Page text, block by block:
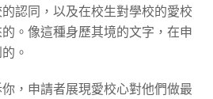
認同，以及在校生對學校的愛校
。像這種身歷其境的文字，在申
。
，申請者展現愛校心對他們做最